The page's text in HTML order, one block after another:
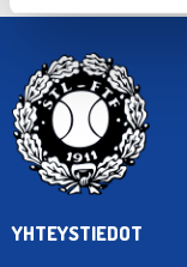
YHTEYSTIEDOT